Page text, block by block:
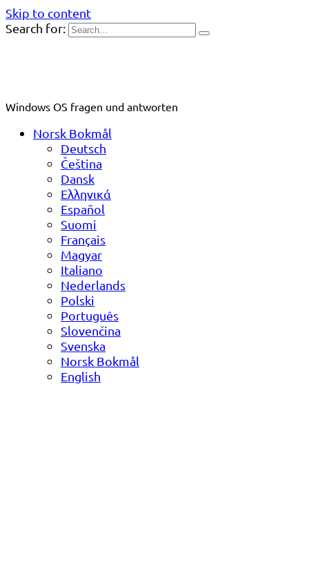
Skip to content
Search for:
Windows OS fragen und antworten
Norsk Bokmål
Deutsch
Čeština
Dansk
Ελληνικά
Español
Suomi
Français
Magyar
Italiano
Nederlands
Polski
Português
Slovenčina
Svenska
Norsk Bokmål
English